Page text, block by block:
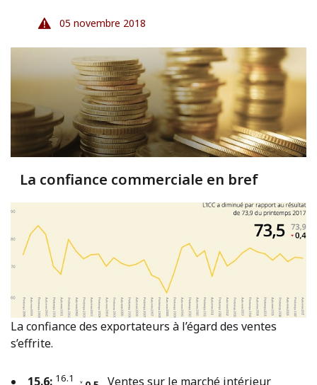
05 novembre 2018
La confiance commerciale en bref
La confiance des exportateurs à l’égard des ventes
s’effrite.
15.6: 16.1
Ventes sur le marché intérieur